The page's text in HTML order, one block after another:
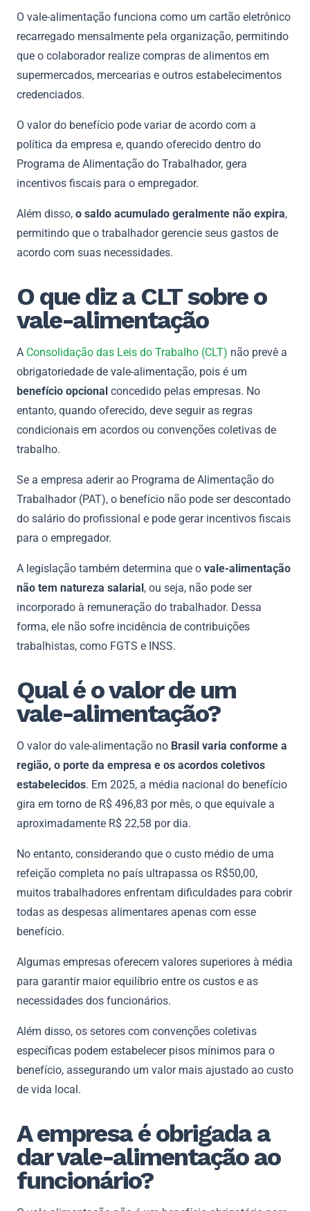
O vale-alimentação funciona como um cartão eletrônico
recarregado mensalmente pela organização, permitindo
que o colaborador realize compras de alimentos em
supermercados, mercearias e outros estabelecimentos
credenciados.
O valor do benefício pode variar de acordo com a
política da empresa e, quando oferecido dentro do
Programa de Alimentação do Trabalhador, gera
incentivos fiscais para o empregador.
Além disso, o saldo acumulado geralmente não expira,
permitindo que o trabalhador gerencie seus gastos de
acordo com suas necessidades.
O que diz a CLT sobre o
vale-alimentação
A Consolidação das Leis do Trabalho (CLT) não prevê a
obrigatoriedade de vale-alimentação, pois é um
benefício opcional concedido pelas empresas. No
entanto, quando oferecido, deve seguir as regras
condicionais em acordos ou convenções coletivas de
trabalho.
Se a empresa aderir ao Programa de Alimentação do
Trabalhador (PAT), o benefício não pode ser descontado
do salário do profissional e pode gerar incentivos fiscais
para o empregador.
A legislação também determina que o vale-alimentação
não tem natureza salarial, ou seja, não pode ser
incorporado à remuneração do trabalhador. Dessa
forma, ele não sofre incidência de contribuições
trabalhistas, como FGTS e INSS.
Qual é o valor de um
vale-alimentação?
O valor do vale-alimentação no Brasil varia conforme a
região, o porte da empresa e os acordos coletivos
estabelecidos. Em 2025, a média nacional do benefício
gira em torno de R$ 496,83 por mês, o que equivale a
aproximadamente R$ 22,58 por dia.
No entanto, considerando que o custo médio de uma
refeição completa no país ultrapassa os R$50,00,
muitos trabalhadores enfrentam dificuldades para cobrir
todas as despesas alimentares apenas com esse
benefício.
Algumas empresas oferecem valores superiores à média
para garantir maior equilíbrio entre os custos e as
necessidades dos funcionários.
Além disso, os setores com convenções coletivas
específicas podem estabelecer pisos mínimos para o
benefício, assegurando um valor mais ajustado ao custo
de vida local.
A empresa é obrigada a
dar vale-alimentação ao
funcionário?